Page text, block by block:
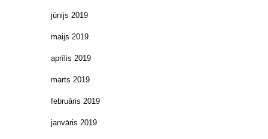
jūnijs 2019
maijs 2019
aprīlis 2019
marts 2019
februāris 2019
janvāris 2019